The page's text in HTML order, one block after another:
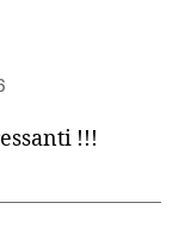
!!!